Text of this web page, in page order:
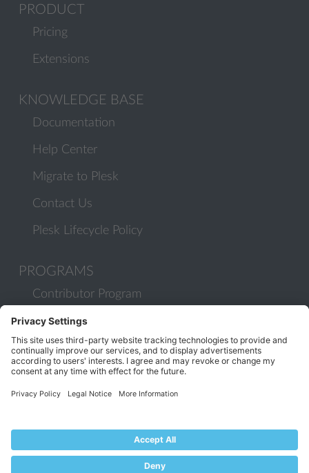
PRODUCT
Pricing
Extensions
KNOWLEDGE BASE
Documentation
Help Center
Migrate to Plesk
Contact Us
Plesk Lifecycle Policy
PROGRAMS
Contributor Program
Partner Program
COMMUNITY